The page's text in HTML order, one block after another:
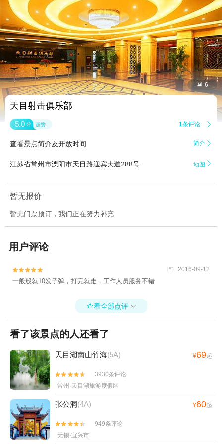
 6
天目射击俱乐部
5.0 分 超赞 1条评论 
查看景点简介及开放时间 简介 
江苏省常州市溧阳市天目路迎宾大道288号 地图 
暂无报价
暂无门票预订，我们正在努力补充
用户评论

 l*1 2016-09-12
一般般就10发子弹，打完就走，工作人员服务不错
查看全部点评 
看了该景点的人还看了
天目湖南山竹海(5A) ¥69起


3930条评论
常州·天目湖旅游度假区
张公洞(4A) ¥60起


949条评论
无锡·宜兴市
